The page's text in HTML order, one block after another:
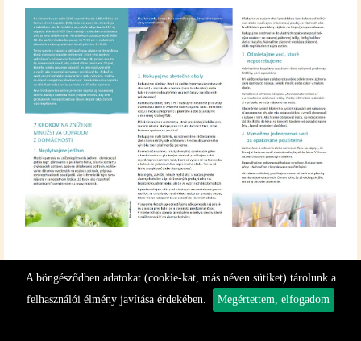
A böngésződben adatokat (cookie-kat, más néven sütiket) tárolunk a
felhasználói élmény javítása érdekében.
Megértettem, elfogadom